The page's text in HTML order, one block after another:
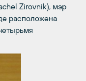
Zirovnik), мэр
расположена